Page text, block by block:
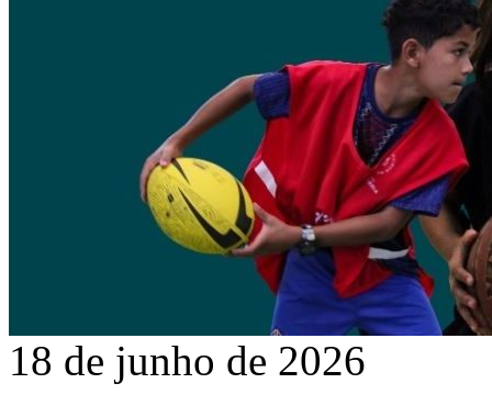
18 de junho de 2026